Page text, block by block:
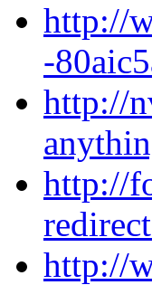
http://
-
http://
http://
http://